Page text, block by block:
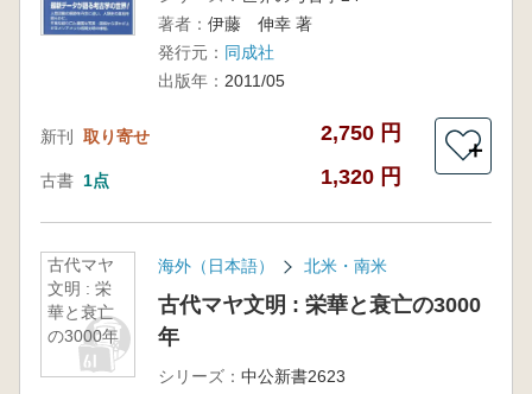
著者： 伊藤 伸幸 著
発行元： 同成社
出版年： 2011/05
新刊 取り寄せ 2,750 円
古書 1点 1,320 円
＋
古代マヤ
文明 : 栄
華と衰亡
の3000年
海外（日本語） 北米・南米
古代マヤ文明 : 栄華と衰亡の3000
年
シリーズ： 中公新書2623